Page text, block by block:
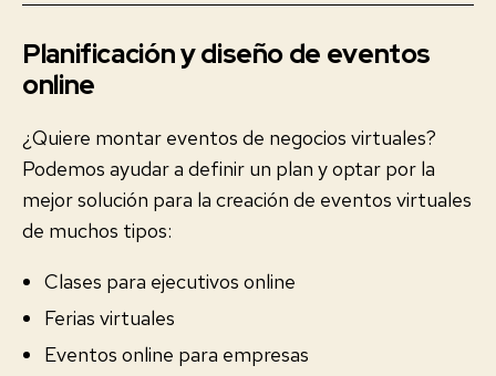
Planificación y diseño de eventos
online
¿Quiere montar eventos de negocios virtuales?
Podemos ayudar a definir un plan y optar por la
mejor solución para la creación de eventos virtuales
de muchos tipos:
Clases para ejecutivos online
Ferias virtuales
Eventos online para empresas